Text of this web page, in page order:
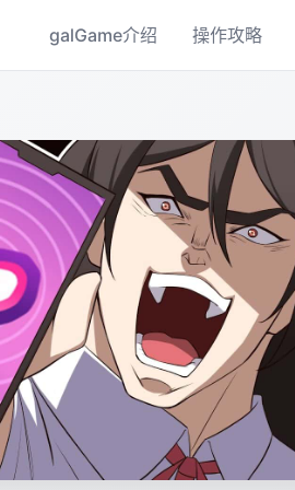
galGame介绍 操作攻略